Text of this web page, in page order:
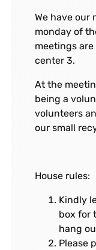
We have our
monday of
meetings
center 3.
At the
being a
volunteers
our small
House rules:
Kindly
box for
hang
Please